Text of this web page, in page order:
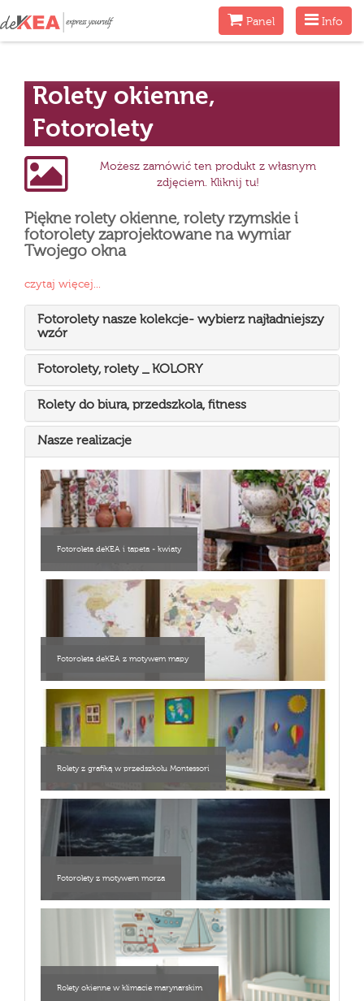
Menu
Info
MenuPanel
Rolety okienne,
Fotorolety
Możesz zamówić ten produkt z własnym
zdjęciem. Kliknij tu!
Piękne rolety okienne, rolety rzymskie i
fotorolety zaprojektowane na wymiar
Twojego okna
czytaj więcej...
Fotorolety nasze kolekcje- wybierz najładniejszy
wzór
Fotorolety, rolety _ KOLORY
Rolety do biura, przedszkola, fitness
Nasze realizacje
Fotoroleta deKEA i tapeta - kwiaty
Fotoroleta deKEA z motywem mapy
Rolety z grafiką w przedszkolu Montessori
Fotorolety z motywem morza
Rolety okienne w klimacie marynarskim